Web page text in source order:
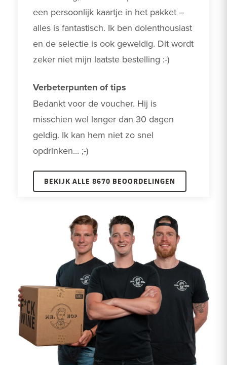
een persoonlijk kaartje in het pakket –
alles is fantastisch. Ik ben dolenthousiast
en de selectie is ook geweldig. Dit wordt
zeker niet mijn laatste bestelling :-)
Verbeterpunten of tips
Bedankt voor de voucher. Hij is
misschien wel langer dan 30 dagen
geldig. Ik kan hem niet zo snel
opdrinken... ;-)
BEKIJK ALLE 8670 BEOORDELINGEN